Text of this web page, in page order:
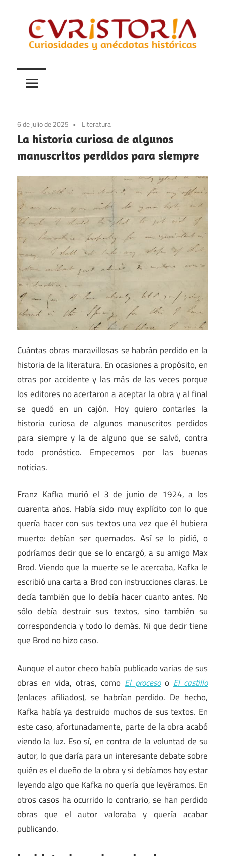
contenido
Curistoria
y
anécdotas
historia
6 de julio de 2025 Literatura
La historia curiosa de algunos
manuscritos perdidos para siempre
Cuántas obras maravillosas se habrán perdido en la
historia de la literatura. En ocasiones a propósito, en
otras por accidente y las más de las veces porque
los editores no acertaron a aceptar la obra y al final
se quedó en un cajón. Hoy quiero contarles la
historia curiosa de algunos manuscritos perdidos
para siempre y la de alguno que se salvó, contra
todo pronóstico. Empecemos por las buenas
noticias.
Franz Kafka murió el 3 de junio de 1924, a los
cuarenta años. Había sido muy explícito con lo que
quería hacer con sus textos una vez que él hubiera
muerto: debían ser quemados. Así se lo pidió, o
podríamos decir que se lo encargó, a su amigo Max
Brod. Viendo que la muerte se le acercaba, Kafka le
escribió una carta a Brod con instrucciones claras. Le
decía también que lo debía hacer cuanto antes. No
sólo debía destruir sus textos, sino también su
correspondencia y todo lo demás. Ni que decir tiene
que Brod no hizo caso.
Aunque el autor checo había publicado varias de sus
obras en vida, otras, como El procesoo El castillo
(enlaces afiliados), se habrían perdido. De hecho,
Kafka había ya destruido muchos de sus textos. En
este caso, afortunadamente, parte de la obra acabó
viendo la luz. Eso sí, en contra de la voluntad de su
autor, lo que daría para un interesante debate sobre
quién es el dueño de la obra y si debíamos hoy estar
leyendo algo que Kafka no quería que leyéramos. En
otros casos ha ocurrido lo contrario, se han perdido
obras que el autor valoraba y quería acabar
publicando.